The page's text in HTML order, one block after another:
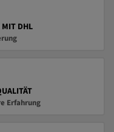
MIT DHL
Erfahrung